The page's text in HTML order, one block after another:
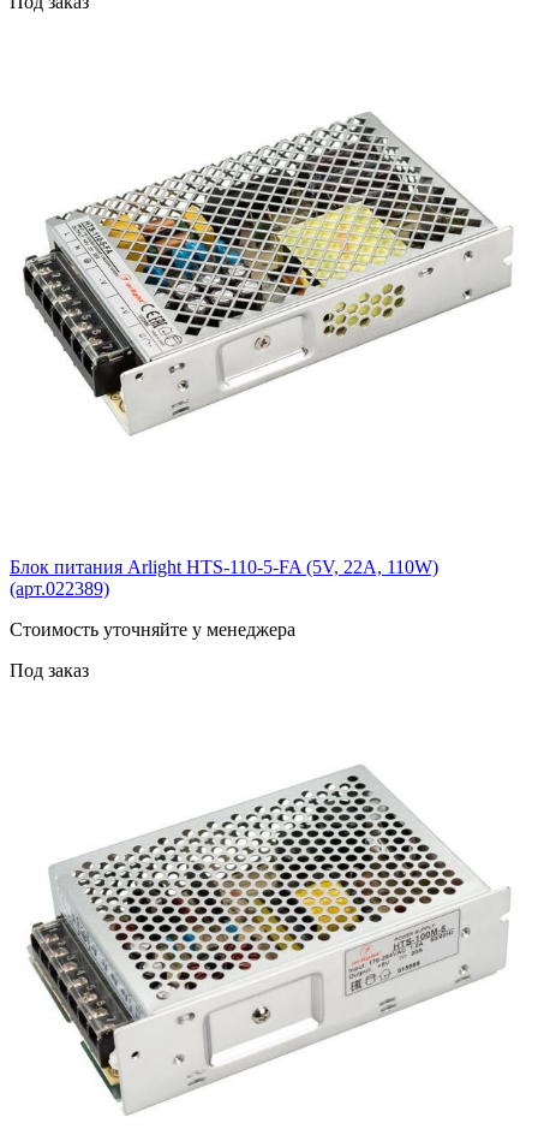
Блок питания Arlight HTS-110-5-FA (5V, 22A, 110W)
(арт.022389)
Cтоимость уточняйте у менеджера
Под заказ